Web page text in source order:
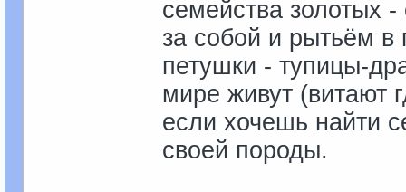
семейства золотых
за собой и рытьём в
петушки - тупицы-
мире живут (витают
если хочешь найти
своей породы.